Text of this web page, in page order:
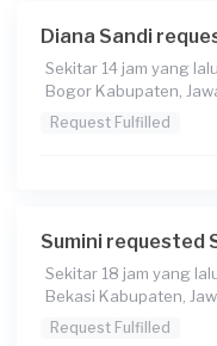
Diana Sandi
Sekitar 14 jam yang lalu
Bogor Kabupaten,
Request Fulfilled
Sumini requested
Sekitar 18 jam yang
Bekasi Kabupaten,
Request Fulfilled